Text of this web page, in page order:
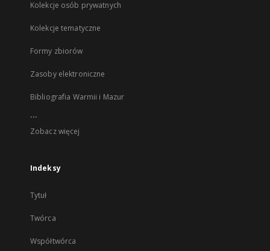
Kolekcje osób prywatnych
Kolekcje tematyczne
Formy zbiorów
Zasoby elektroniczne
Bibliografia Warmii i Mazur
...
Zobacz więcej
Indeksy
Tytuł
Twórca
Współtwórca